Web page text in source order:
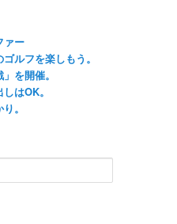
ァー
ルフを楽しもう。
を開催。
はOK。
。